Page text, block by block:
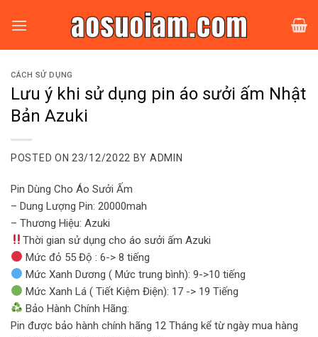
CÁCH SỬ DỤNG
Lưu ý khi sử dụng pin áo sưởi ấm Nhật
Bản Azuki
POSTED ON 23/12/2022 BY ADMIN
Pin Dùng Cho Áo Sưởi Ấm
– Dung Lượng Pin: 20000mah
– Thương Hiệu: Azuki
Thời gian sử dụng choáo sưởi ấm Azuki
Mức đỏ 55 Độ : 6-> 8 tiếng
Mức Xanh Dương ( Mức trung bình): 9->10 tiếng
Mức Xanh Lá ( Tiết Kiệm Điện): 17 -> 19 Tiếng
Bảo Hành Chính Hãng:
Pin được bảo hành chính hãng 12 Tháng kể từ ngày mua hàng